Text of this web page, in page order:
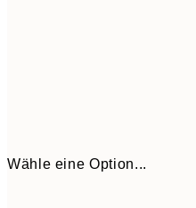
Wähle eine Option...